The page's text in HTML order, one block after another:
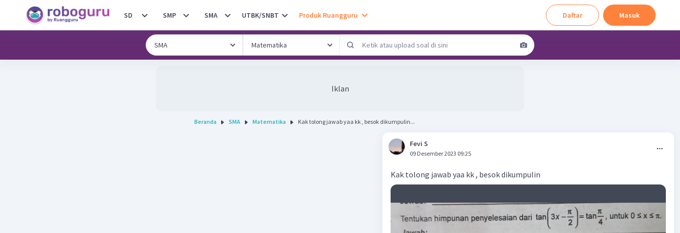
SD SMP SMA UTBK/SNBT Produk Ruangguru Daftar Masuk
Iklan
Beranda SMA Matematika Kak tolong jawab yaa kk , besok dikumpulin...
Fevi S
09 Desember 2023 09:25
Kak tolong jawab yaa kk , besok dikumpulin